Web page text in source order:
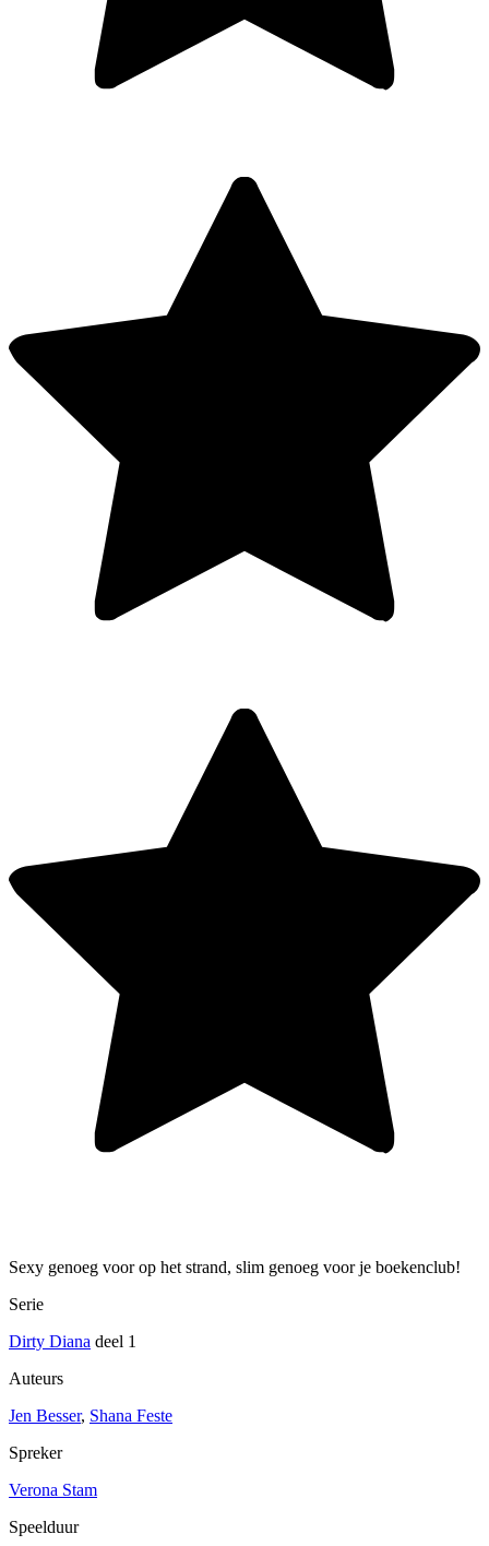
Sexy genoeg voor op het strand, slim genoeg voor je boekenclub!
Serie
Dirty Diana deel 1
Auteurs
Jen Besser, Shana Feste
Spreker
Verona Stam
Speelduur